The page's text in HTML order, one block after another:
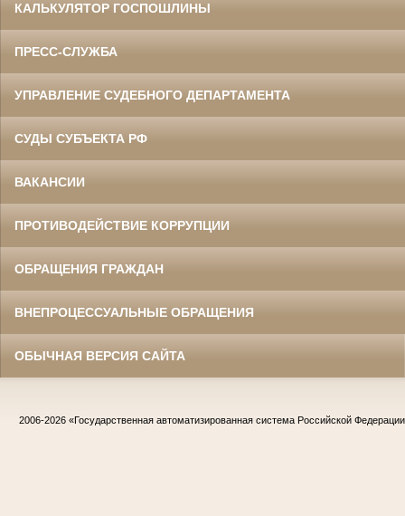
КАЛЬКУЛЯТОР ГОСПОШЛИНЫ
ПРЕСС-СЛУЖБА
УПРАВЛЕНИЕ СУДЕБНОГО ДЕПАРТАМЕНТА
СУДЫ СУБЪЕКТА РФ
ВАКАНСИИ
ПРОТИВОДЕЙСТВИЕ КОРРУПЦИИ
ОБРАЩЕНИЯ ГРАЖДАН
ВНЕПРОЦЕССУАЛЬНЫЕ ОБРАЩЕНИЯ
ОБЫЧНАЯ ВЕРСИЯ САЙТА
2006-2026 «Государственная автоматизированная система Российской